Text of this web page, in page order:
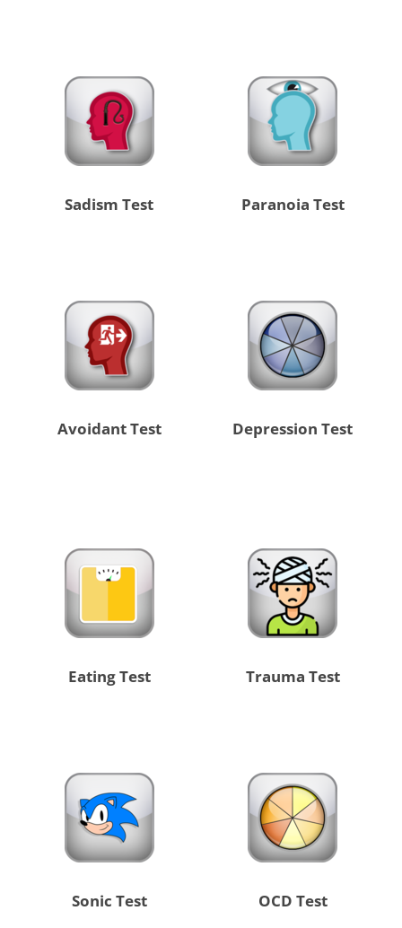
Sadism Test Paranoia Test
Avoidant Test Depression Test
Eating Test Trauma Test
Sonic Test OCD Test